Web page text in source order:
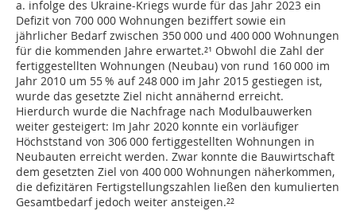
a. infolge des Ukraine-Kriegs wurde für das Jahr 2023 ein
Defizit von 700 000 Wohnungen beziffert sowie ein
jährlicher Bedarf zwischen 350 000 und 400 000 Wohnungen
für die kommenden Jahre erwartet.²¹ Obwohl die Zahl der
fertiggestellten Wohnungen (Neubau) von rund 160 000 im
Jahr 2010 um 55 % auf 248 000 im Jahr 2015 gestiegen ist,
wurde das gesetzte Ziel nicht annähernd erreicht.
Hierdurch wurde die Nachfrage nach Modulbauwerken
weiter gesteigert: Im Jahr 2020 konnte ein vorläufiger
Höchststand von 306 000 fertiggestellten Wohnungen in
Neubauten erreicht werden. Zwar konnte die ­Bauwirtschaft
dem gesetzten Ziel von 400 000 ­Wohnungen näherkommen,
die defizitären Fertigstellungszahlen ließen den kumulierten
Gesamtbedarf jedoch weiter ansteigen.²²